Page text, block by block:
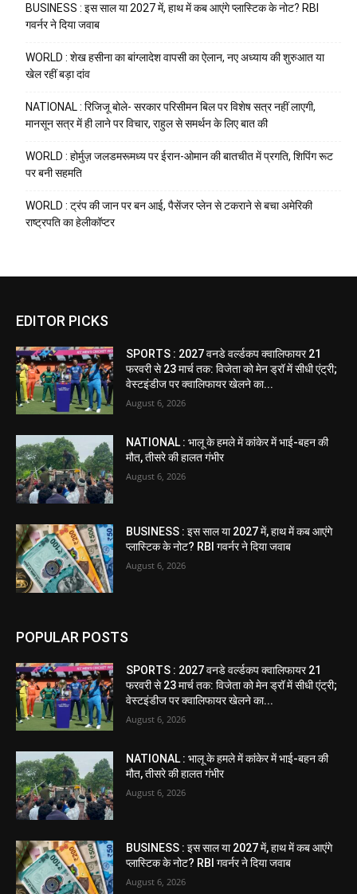
BUSINESS : इस साल या 2027 में, हाथ में कब आएंगे प्लास्टिक के नोट? RBI
गवर्नर ने दिया जवाब
WORLD : शेख हसीना का बांग्लादेश वापसी का ऐलान, नए अध्याय की शुरुआत या
खेल रहीं बड़ा दांव
NATIONAL : रिजिजू बोले- सरकार परिसीमन बिल पर विशेष सत्र नहीं लाएगी,
मानसून सत्र में ही लाने पर विचार, राहुल से समर्थन के लिए बात की
WORLD : होर्मुज़ जलडमरूमध्य पर ईरान-ओमान की बातचीत में प्रगति, शिपिंग रूट
पर बनी सहमति
WORLD : ट्रंप की जान पर बन आई, पैसेंजर प्लेन से टकराने से बचा अमेरिकी
राष्ट्रपति का हेलीकॉप्टर
EDITOR PICKS
SPORTS : 2027 वनडे वर्ल्डकप क्वालिफायर 21
फरवरी से 23 मार्च तक: विजेता को मेन ड्रॉ में सीधी एंट्री;
वेस्टइंडीज पर क्वालिफायर खेलने का...
August 6, 2026
NATIONAL : भालू के हमले में कांकेर में भाई-बहन की
मौत, तीसरे की हालत गंभीर
August 6, 2026
BUSINESS : इस साल या 2027 में, हाथ में कब आएंगे
प्लास्टिक के नोट? RBI गवर्नर ने दिया जवाब
August 6, 2026
POPULAR POSTS
SPORTS : 2027 वनडे वर्ल्डकप क्वालिफायर 21
फरवरी से 23 मार्च तक: विजेता को मेन ड्रॉ में सीधी एंट्री;
वेस्टइंडीज पर क्वालिफायर खेलने का...
August 6, 2026
NATIONAL : भालू के हमले में कांकेर में भाई-बहन की
मौत, तीसरे की हालत गंभीर
August 6, 2026
BUSINESS : इस साल या 2027 में, हाथ में कब आएंगे
प्लास्टिक के नोट? RBI गवर्नर ने दिया जवाब
August 6, 2026